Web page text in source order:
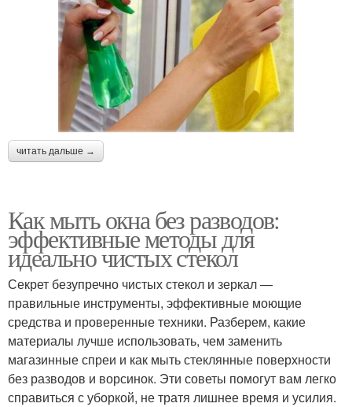
читать дальше →
Как мыть окна без разводов:
эффективные методы для
идеально чистых стекол
Секрет безупречно чистых стекол и зеркал —
правильные инструменты, эффективные моющие
средства и проверенные техники. Разберем, какие
материалы лучше использовать, чем заменить
магазинные спреи и как мыть стеклянные поверхности
без разводов и ворсинок. Эти советы помогут вам легко
справиться с уборкой, не тратя лишнее время и усилия.